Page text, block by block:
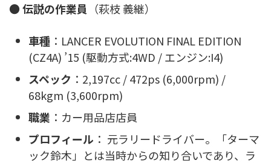
●伝説の作業員 （萩枝 義継）
車種 ：LANCER EVOLUTION FINAL EDITION
(CZ4A) ’15 (駆動方式:4WD / エンジン:I4)
スペック ：2,197cc / 472ps (6,000rpm) /
68kgm (3,600rpm)
職業 ：カー用品店店員
プロフィール ： 元ラリードライバー。「ターマ
ック鈴木」とは当時からの知り合いであり、ラ